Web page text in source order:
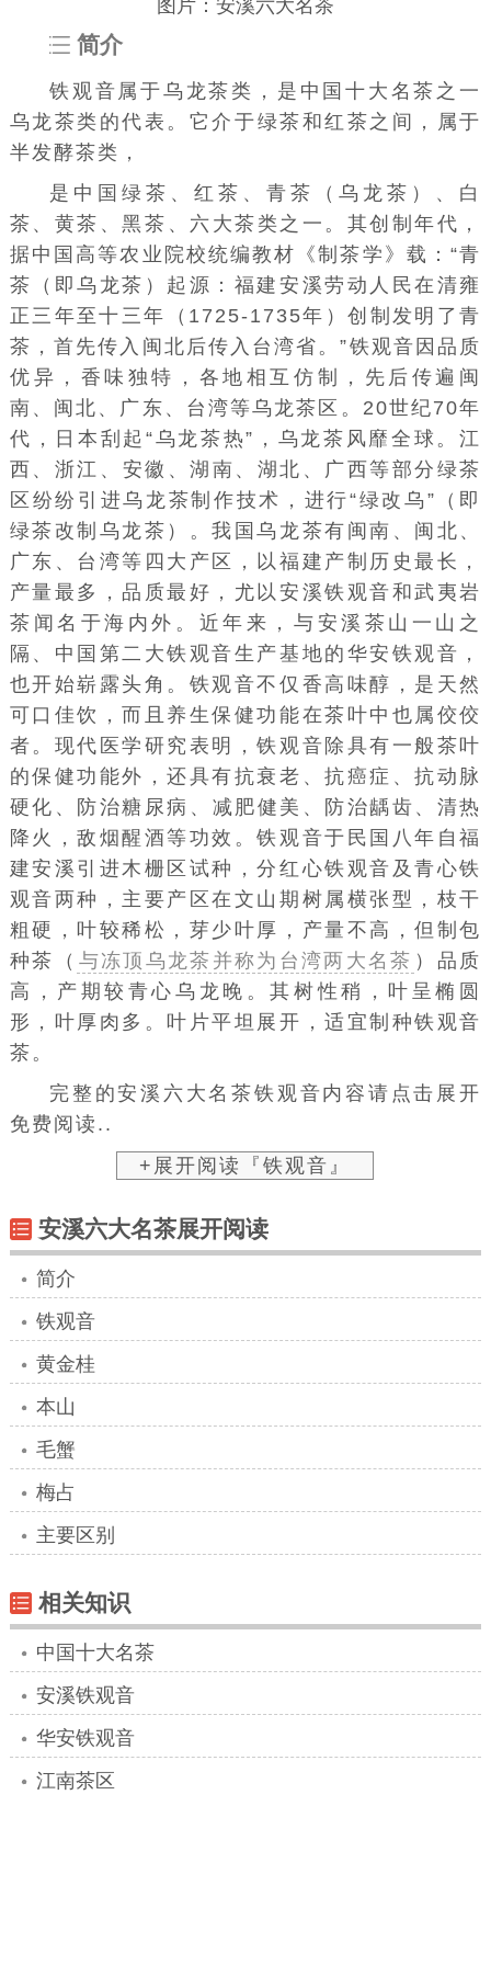
图片：安溪六大名茶
简介
铁观音属于乌龙茶类，是中国十大名茶之一
乌龙茶类的代表。它介于绿茶和红茶 之间，属于
半发酵茶类，
是中国绿茶、红茶、 青茶 （乌龙茶）、 白
茶 、黄茶、黑茶 、六大茶类之一。其创制年代，
据中国高等农业院校统编教材《制茶学》载：“青
茶（即乌龙茶）起源：福建安溪劳动人民在清雍
正三年至十三年（1725-1735年）创制发明了青
茶，首先传入闽北后传入台湾省。”铁观音因品质
优异，香味独特，各地相互仿制，先后传遍闽
南、闽北、 广东 、 台湾等乌龙茶区。20世纪70年
代，日本刮起“乌龙茶热”，乌龙茶风靡全球。江
西 、 浙江 、 安徽 、湖南 、 湖北 、 广西等部分绿茶
区纷纷引进乌龙茶制作技术，进行“绿改乌”（即
绿茶改制乌龙茶）。我国乌龙茶有闽南、闽北、
广东、台湾等四大产区，以福建产制历史最长，
产量最多，品质最好，尤以安溪铁观音和武夷岩
茶 闻名于海内外。近年来，与安溪茶山一山之
隔、中国第二大铁观音生产基地的 华安铁观音 ，
也开始崭露头角。铁观音不仅香高味醇，是天然
可口佳饮，而且养生保健功能在茶叶中也属佼佼
者。现代医学研究表明，铁观音除具有一般茶叶
的保健功能外，还具有抗衰老、抗癌症 、抗动脉
硬化 、防治糖尿病 、减肥健美、防治龋齿、清热
降火，敌烟醒酒等功效。铁观音于民国八年自福
建安溪引进木栅区试种，分红心铁观音及青心铁
观音两种，主要产区在文山期树属横张型，枝干
粗硬，叶较稀松，芽少叶厚，产量不高，但制包
种茶（ 与冻顶乌龙茶并称为台湾两大名茶 ）品质
高，产期较青心乌龙晚。其树性稍，叶呈椭圆
形，叶厚肉多。叶片平坦展开，适宜制种铁观音
茶。
完整的安溪六大名茶铁观音内容请点击展开
免费阅读..
+展开阅读『铁观音』
安溪六大名茶展开阅读
简介
铁观音
黄金桂
本山
毛蟹
梅占
主要区别
相关知识
中国十大名茶
安溪铁观音
华安铁观音
江南茶区